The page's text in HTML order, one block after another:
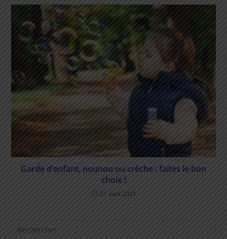
Garde d’enfant, nounou ou crèche : faites le bon
choix !
21 avril 2021
Rechercher